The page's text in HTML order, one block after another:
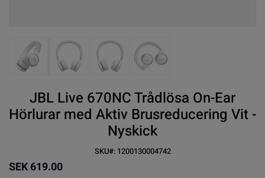
View larger imageView larger imageView larger imageView larger image
JBL Live 670NC Trådlösa On-Ear
Hörlurar med Aktiv Brusreducering Vit -
Nyskick
SKU#: 1200130004742
SEK 619.00